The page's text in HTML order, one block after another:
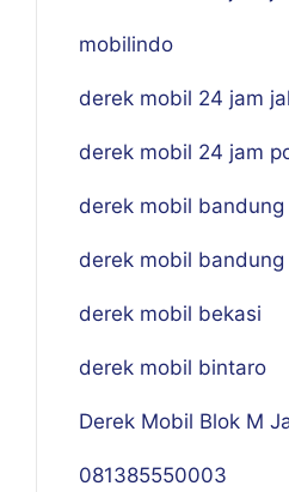
mobilindo
derek mobil 24 jam
derek mobil 24 jam
derek mobil bandung
derek mobil
derek mobil bekasi
derek mobil bintaro
Derek Mobil Blok M
081385550003